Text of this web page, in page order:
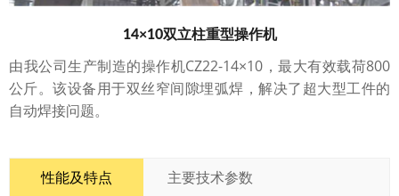
14×10双立柱重型操作机
由我公司生产制造的操作机CZ22-14×10，最大有效载荷800
公斤。该设备用于双丝窄间隙埋弧焊，解决了超大型工件的
自动焊接问题。
性能及特点 主要技术参数